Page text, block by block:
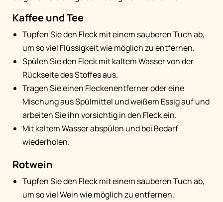
Kaffee und Tee
Tupfen Sie den Fleck mit einem sauberen Tuch ab,
um so viel Flüssigkeit wie möglich zu entfernen.
Spülen Sie den Fleck mit kaltem Wasser von der
Rückseite des Stoffes aus.
Tragen Sie einen Fleckenentferner oder eine
Mischung aus Spülmittel und weißem Essig auf und
arbeiten Sie ihn vorsichtig in den Fleck ein.
Mit kaltem Wasser abspülen und bei Bedarf
wiederholen.
Rotwein
Tupfen Sie den Fleck mit einem sauberen Tuch ab,
um so viel Wein wie möglich zu entfernen.